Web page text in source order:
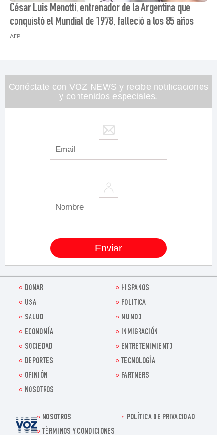
César Luis Menotti, entrenador de la Argentina que
conquistó el Mundial de 1978, falleció a los 85 años
AFP
Conéctate con VOZ NEWS y recibe notificaciones
y contenidos especiales.
DONAR
HISPANOS
USA
POLITICA
SALUD
MUNDO
ECONOMÍA
INMIGRACIÓN
SOCIEDAD
ENTRETENIMIENTO
DEPORTES
TECNOLOGÍA
OPINIÓN
PARTNERS
NOSOTROS
Voz.us
NOSOTROS
POLÍTICA DE PRIVACIDAD
TÉRMINOS Y CONDICIONES